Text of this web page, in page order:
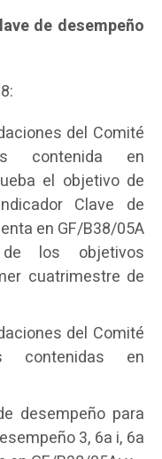
de desempeño
del Comité
contenida en
el objetivo de
Clave de
en GF/B38/05A
los objetivos
cuatrimestre de
del Comité
contenidas en
desempeño para
3, 6a i, 6a